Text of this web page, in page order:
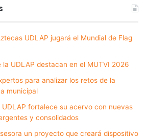
UDLAP jugará el Mundial de Flag
la UDLAP destacan en el MUTVI 2026
para analizar los retos de la
municipal
fortalece su acervo con nuevas
y consolidados
un proyecto que creará dispositivo